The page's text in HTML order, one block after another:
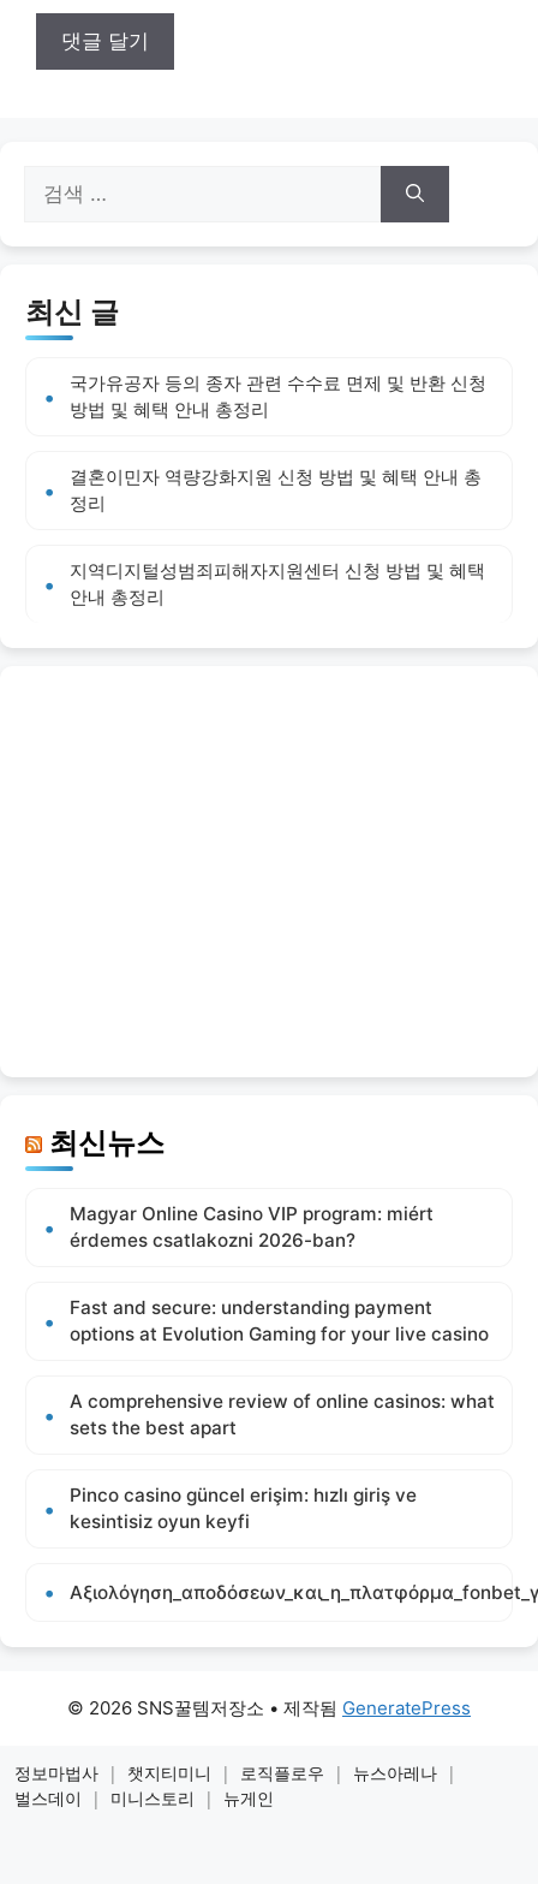
색:
최신 글
국가유공자 등의 종자 관련 수수료 면제 및 반환 신청
방법 및 혜택 안내 총정리
결혼이민자 역량강화지원 신청 방법 및 혜택 안내 총
정리
지역디지털성범죄피해자지원센터 신청 방법 및 혜택
안내 총정리
최신뉴스
Magyar Online Casino VIP program: miért
érdemes csatlakozni 2026-ban?
Fast and secure: understanding payment
options at Evolution Gaming for your live casino
A comprehensive review of online casinos: what
sets the best apart
Pinco casino güncel erişim: hızlı giriş ve
kesintisiz oyun keyfi
© 2026 SNS꿀템저장소 • 제작됨 GeneratePress
정보마법사 | 챗지티미니 | 로직플로우 | 뉴스아레나 |
벌스데이
| 미니스토리 | 뉴게인